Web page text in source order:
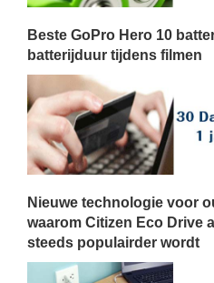
Beste GoPro Hero 10
batterijduur tijdens filmen
Nieuwe technologie voor
waarom Citizen Eco Drive
steeds populairder wordt